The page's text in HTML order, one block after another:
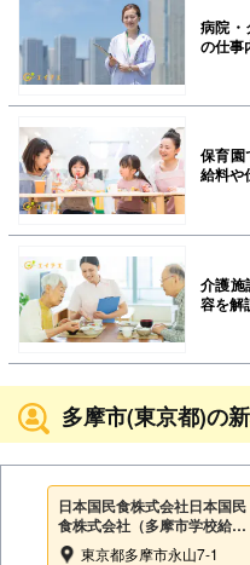
病院・
の仕事
保育園
給料や
介護施
容を解
多摩市(東京都)の
日本国民食株式会社日本国民
食株式会社（多摩市学校給食
センター永山調理所内）
東京都多摩市永山7-1